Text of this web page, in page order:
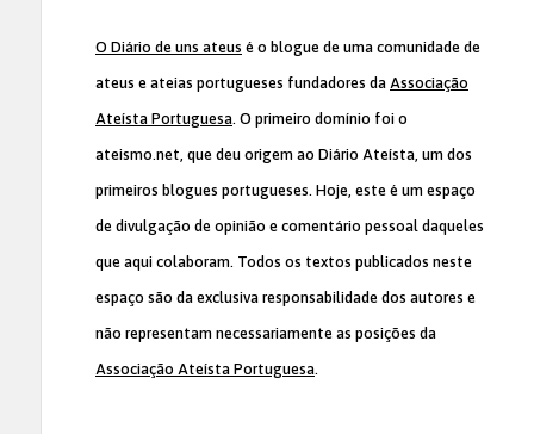
O Diário de uns ateus é o blogue de uma comunidade de
ateus e ateias portugueses fundadores da Associação
Ateísta Portuguesa. O primeiro domínio foi o
ateismo.net, que deu origem ao Diário Ateísta, um dos
primeiros blogues portugueses. Hoje, este é um espaço
de divulgação de opinião e comentário pessoal daqueles
que aqui colaboram. Todos os textos publicados neste
espaço são da exclusiva responsabilidade dos autores e
não representam necessariamente as posições da
Associação Ateísta Portuguesa.